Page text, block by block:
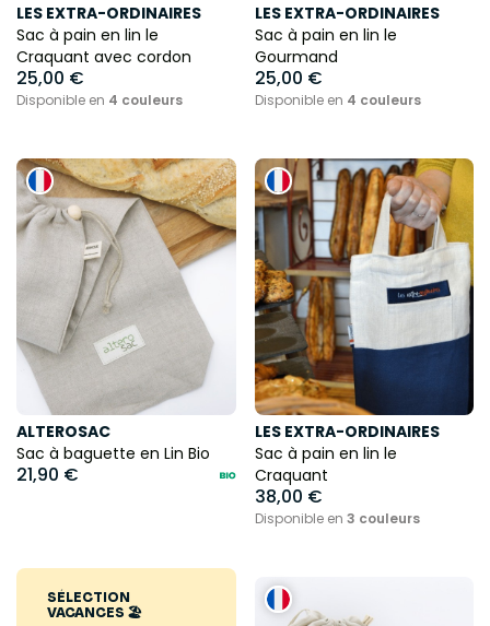
LES EXTRA-ORDINAIRES
Sac à pain en lin le
Craquant avec cordon
25,00 €
Disponible en 4 couleurs
LES EXTRA-ORDINAIRES
Sac à pain en lin le
Gourmand
25,00 €
Disponible en 4 couleurs
ALTEROSAC
Sac à baguette en Lin Bio
21,90 €
LES EXTRA-ORDINAIRES
Sac à pain en lin le
Craquant
38,00 €
Disponible en 3 couleurs
SÉLECTION
VACANCES 🏖️